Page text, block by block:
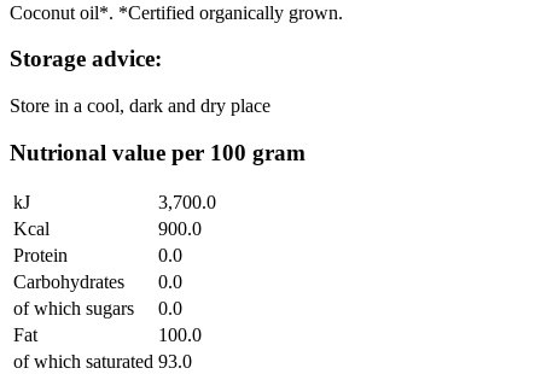
Coconut oil*. *Certified organically grown.
Storage advice:
Store in a cool, dark and dry place
Nutrional value per 100 gram
kJ
3,700.0
Kcal
900.0
Protein
0.0
Carbohydrates
0.0
of which sugars
0.0
Fat
100.0
of which saturated 93.0